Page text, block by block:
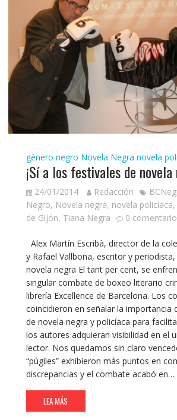
género negro Novela Negra novela
¡Sí a los festivales de novela
24/01/2014 Redacción
Negro, Novela negra, novela policíaca,
de Gijón, Tiana Negra 0
Alex Martín Escribà, director de la
y Rafael Vallbona, escritor y
novela negra El tant per cent, se
singular combate de boxeo literario
librería Excellence de Barcelona. Los
coincidieron en señalar la importancia
de novela negra y policíaca para
los autores adquieran visibilidad en el
lector. Nos quedamos sin claro
“púgiles” exhibieron más puntos en
discrepancias y el combate acabó en…
LEA MÁS